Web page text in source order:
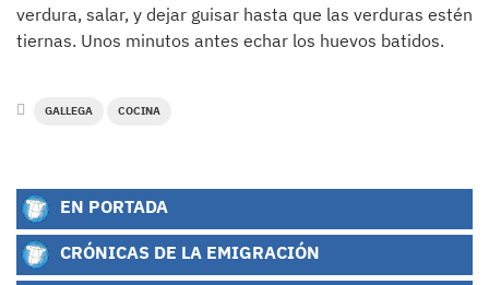
verdura, salar, y dejar guisar hasta que las verduras estén
tiernas. Unos minutos antes echar los huevos batidos.
GALLEGA COCINA
EN PORTADA
CRÓNICAS DE LA EMIGRACIÓN